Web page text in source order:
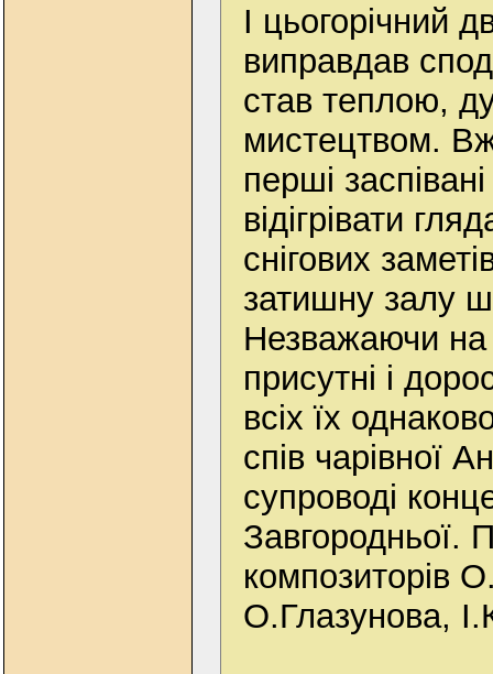
І цьогорічний
виправдав
став теплою,
мистецтвом.
перші
відігрівати
снігових
затишну залу
Незважаючи на
присутні і
всіх їх
спів чарівної
супроводі
Завгородньої.
композиторів
О.Глазунова,